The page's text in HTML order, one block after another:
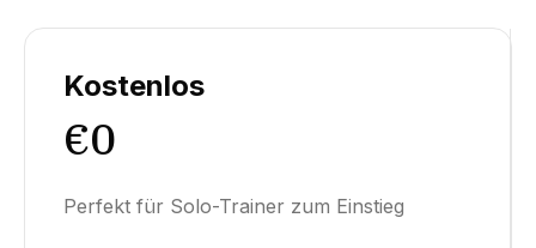
Kostenlos
€0
Perfekt für Solo-Trainer zum Einstieg